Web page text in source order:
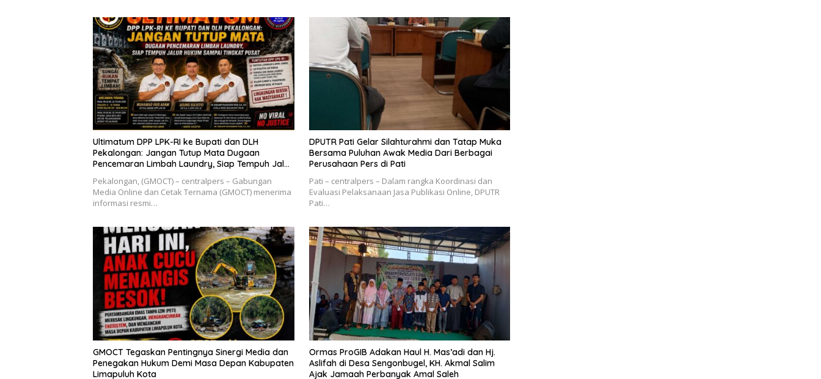
Ultimatum DPP LPK-RI ke Bupati dan DLH
Pekalongan: Jangan Tutup Mata Dugaan
Pencemaran Limbah Laundry, Siap Tempuh Jalur
Pekalongan, (GMOCT) – centralpers – Gabungan
Media Online dan Cetak Ternama (GMOCT) menerima
informasi resmi…
DPUTR Pati Gelar Silahturahmi dan Tatap Muka
Bersama Puluhan Awak Media Dari Berbagai
Perusahaan Pers di Pati
Pati – centralpers – Dalam rangka Koordinasi dan
Evaluasi Pelaksanaan Jasa Publikasi Online, DPUTR
Pati…
GMOCT Tegaskan Pentingnya Sinergi Media dan
Penegakan Hukum Demi Masa Depan Kabupaten
Limapuluh Kota
Ormas ProGIB Adakan Haul H. Mas’adi dan Hj.
Aslifah di Desa Sengonbugel, KH. Akmal Salim
Ajak Jamaah Perbanyak Amal Saleh